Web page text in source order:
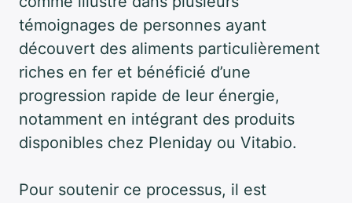
témoignages de personnes ayant
découvert des aliments particulièrement
riches en fer et bénéficié d’une
progression rapide de leur énergie,
notamment en intégrant des produits
disponibles chez Pleniday ou Vitabio.
Pour soutenir ce processus, il est